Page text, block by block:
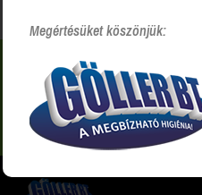
Nem találsz valamit?
péntekig 8:00 -
Megértésüket köszönjük: